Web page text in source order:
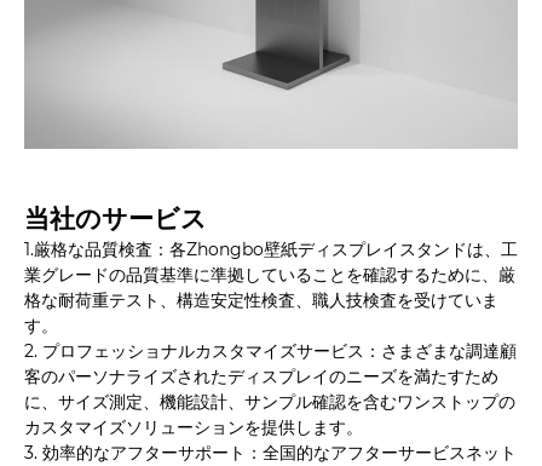
当社のサービス
1.厳格な品質検査：各Zhongbo壁紙ディスプレイスタンドは、工
業グレードの品質基準に準拠していることを確認するために、厳
格な耐荷重テスト、構造安定性検査、職人技検査を受けていま
す。
2. プロフェッショナルカスタマイズサービス：さまざまな調達顧
客のパーソナライズされたディスプレイのニーズを満たすため
に、サイズ測定、機能設計、サンプル確認を含むワンストップの
カスタマイズソリューションを提供します。
3. 効率的なアフターサポート：全国的なアフターサービスネット